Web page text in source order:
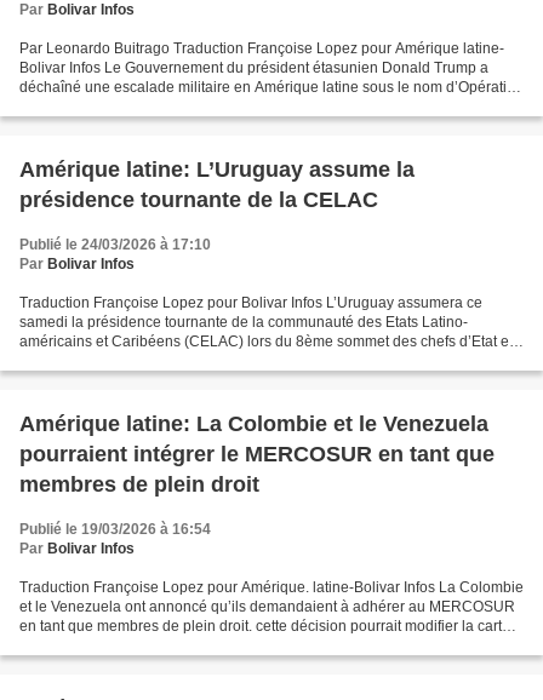
Par Bolivar Infos
Par Leonardo Buitrago Traduction Françoise Lopez pour Amérique latine-
Bolivar Infos Le Gouvernement du président étasunien Donald Trump a
déchaîné une escalade militaire en Amérique latine sous le nom d’Opération
Amérique latine: L’Uruguay assume la
présidence tournante de la CELAC
Publié le 24/03/2026 à 17:10
Par Bolivar Infos
Traduction Françoise Lopez pour Bolivar Infos L’Uruguay assumera ce
samedi la présidence tournante de la communauté des Etats Latino-
américains et Caribéens (CELAC) lors du 8ème sommet des chefs d’Etat et
Amérique latine: La Colombie et le Venezuela
pourraient intégrer le MERCOSUR en tant que
membres de plein droit
Publié le 19/03/2026 à 16:54
Par Bolivar Infos
Traduction Françoise Lopez pour Amérique. latine-Bolivar Infos La Colombie
et le Venezuela ont annoncé qu’ils demandaient à adhérer au MERCOSUR
en tant que membres de plein droit. cette décision pourrait modifier la carte